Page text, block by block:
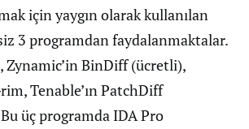
için yaygın olarak kullanılan
3 programdan faydalanmaktalar.
Zynamic’in BinDiff (ücretli),
Tenable’ın PatchDiff
üç programda IDA Pro